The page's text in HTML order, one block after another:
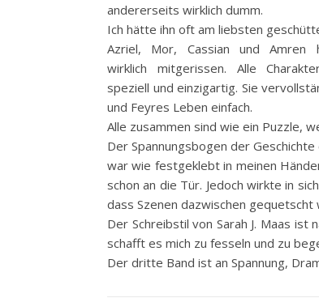
andererseits wirklich dumm.
Ich hätte ihn oft am liebsten
Azriel, Mor, Cassian und Amren
wirklich mitgerissen. Alle
speziell und einzigartig. Sie
und Feyres Leben einfach.
Alle zusammen sind wie ein Puzzle,
Der Spannungsbogen der
war wie festgeklebt in meinen
schon an die Tür. Jedoch wirkte in
dass Szenen dazwischen
Der Schreibstil von Sarah J. Maas
schafft es mich zu fesseln und zu
Der dritte Band ist an Spannung,